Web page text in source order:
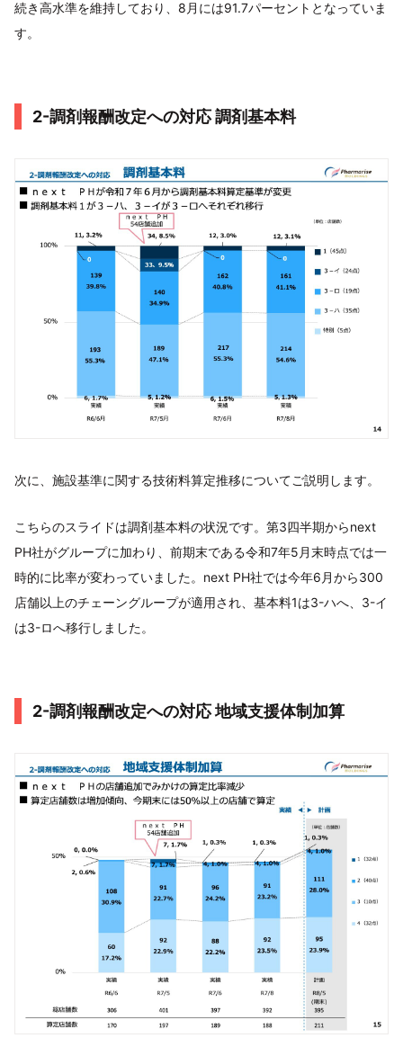
続き高水準を維持しており、8月には91.7パーセントとなっていま
す。
2-調剤報酬改定への対応 調剤基本料
次に、施設基準に関する技術料算定推移についてご説明します。
こちらのスライドは調剤基本料の状況です。第3四半期からnext
PH社がグループに加わり、前期末である令和7年5月末時点では一
時的に比率が変わっていました。next PH社では今年6月から300
店舗以上のチェーングループが適用され、基本料1は3-ハへ、3-イ
は3-ロへ移行しました。
2-調剤報酬改定への対応 地域支援体制加算